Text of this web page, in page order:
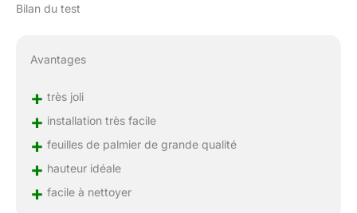
Bilan du test
Avantages
+ très joli
+ installation très facile
+ feuilles de palmier de grande qualité
+ hauteur idéale
+ facile à nettoyer